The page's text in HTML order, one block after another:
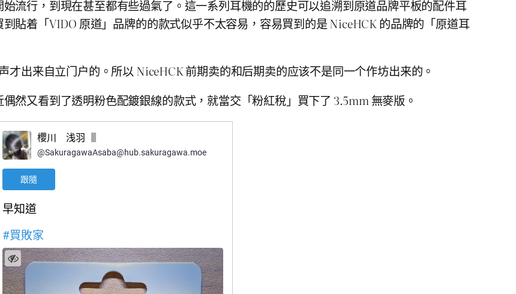
流行，到現在甚至都有些過氣了。這一系列耳機的的歷史可以追溯到原道品牌平板的配件耳
貼着「VIDO 原道」品牌的的款式似乎不太容易，容易買到的是 NiceHCK 的品牌的「原道耳
出来自立门户的。所以 NiceHCK 前期卖的和后期卖的应该不是同一个作坊出来的。
然又看到了透明粉色配鍍銀線的款式，就當交「粉紅稅」買下了 3.5mm 無麥版。